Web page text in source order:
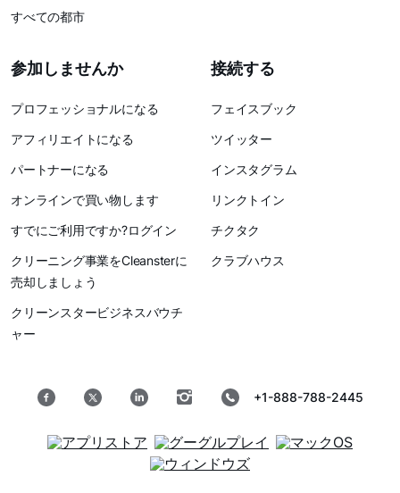
すべての都市
参加しませんか
プロフェッショナルになる
アフィリエイトになる
パートナーになる
オンラインで買い物します
すでにご利用ですか?ログイン
クリーニング事業をCleansterに
売却しましょう
クリーンスタービジネスバウチ
ャー
接続する
フェイスブック
ツイッター
インスタグラム
リンクトイン
チクタク
クラブハウス
+1-888-788-2445